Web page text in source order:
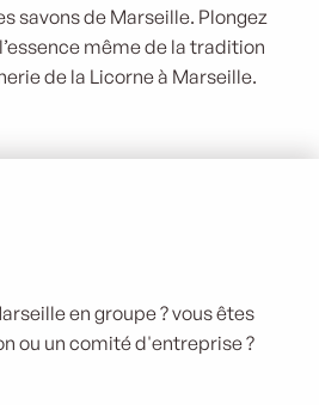
savons de Marseille. Plongez
même de la tradition
de la Licorne à Marseille.
en groupe ? vous êtes
ou un comité d'entreprise ?